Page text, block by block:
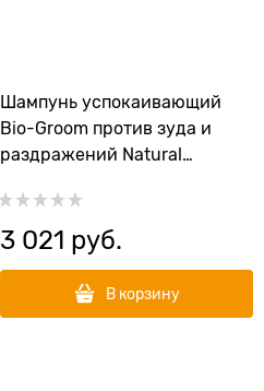
Шампунь успокаивающий
Bio-Groom против зуда и
раздражений Natural
3 021 руб.
В корзину